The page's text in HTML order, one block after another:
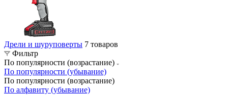
Дрели и шуруповерты 7 товаров
Фильтр
По популярности (возрастание)
По популярности (убывание)
По популярности (возрастание)
По алфавиту (убывание)